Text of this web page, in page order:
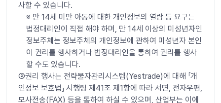
사할 수 있습니다.
※ 만 14세 미만 아동에 대한 개인정보의 열람 등 요구는
법정대리인이 직접 해야 하며, 만 14세 이상의 미성년자인
정보주체는 정보주체의 개인정보에 관하여 미성년자 본인
이 권리를 행사하거나 법정대리인을 통하여 권리를 행사
할 수도 있습니다.
➁권리 행사는 전략물자관리시스템(Yestrade)에 대해 「개
인정보 보호법」 시행령 제41조 제1항에 따라 서면, 전자우편,
모사전송(FAX) 등을 통하여 하실 수 있으며, 산업부는 이에